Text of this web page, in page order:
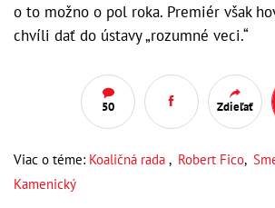
o to možno o pol roka. Premiér však
chvíli dať do ústavy „rozumné veci.“
50 Zdieľať
Viac o téme: Koaličná rada , Robert Fico,
Kamenický